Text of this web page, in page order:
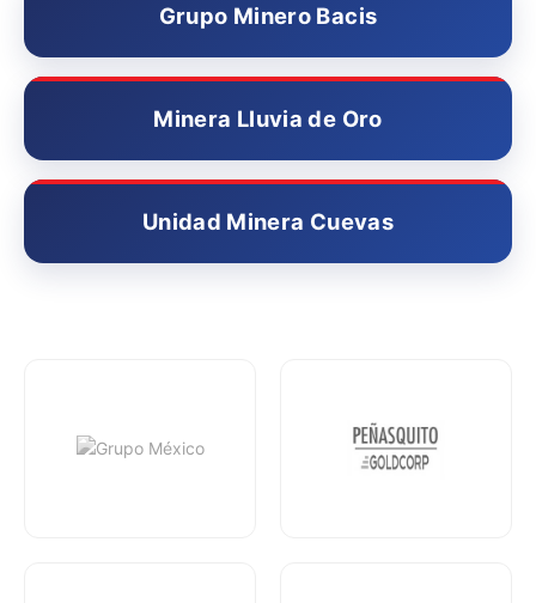
Grupo Minero Bacis
Minera Lluvia de Oro
Unidad Minera Cuevas